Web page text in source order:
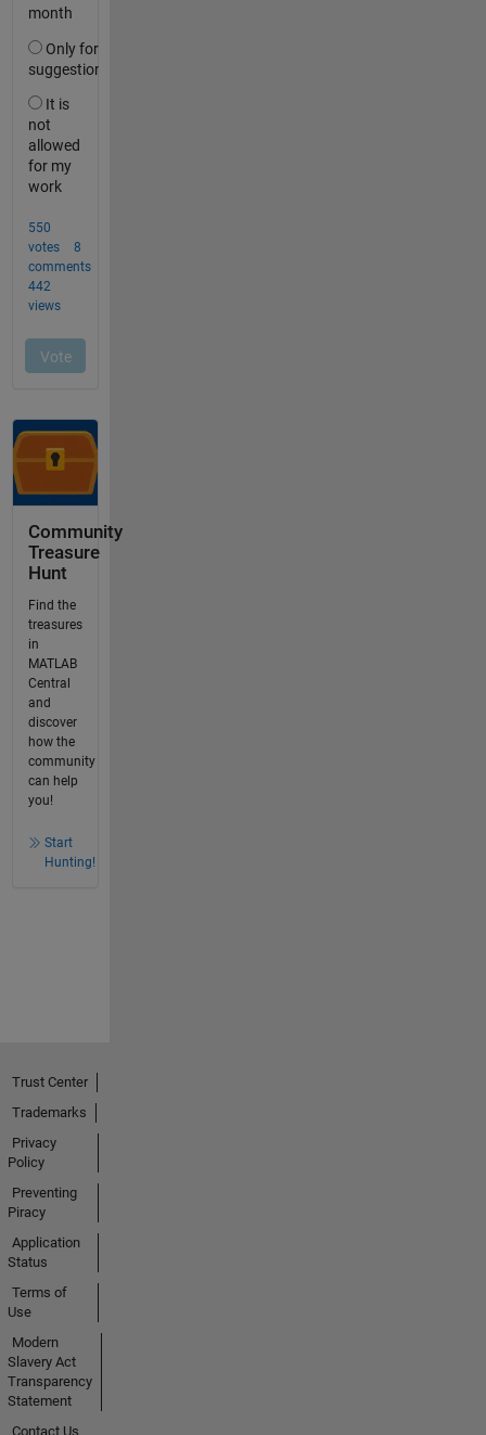
Community
Treasure
Hunt
Find the
treasures
in
MATLAB
Central
and
discover
how the
community
can help
you!
Start
Hunting!
Trust Center
Trademarks
Privacy
Policy
Preventing
Piracy
Application
Status
Terms of
Use
Modern
Slavery Act
Transparency
Statement
Contact Us